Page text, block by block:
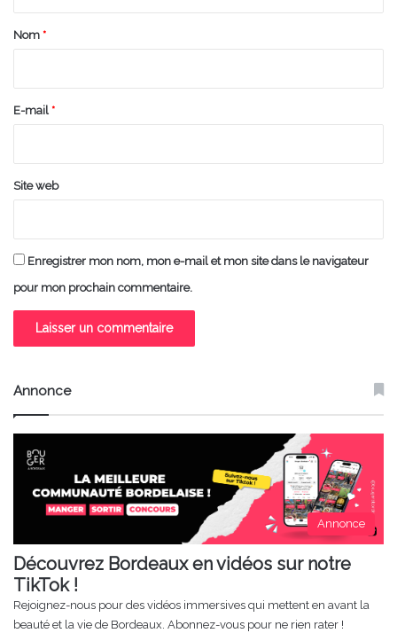
a
e
Nom *
E-mail *
Site web
Enregistrer mon nom, mon e-mail et mon site dans le navigateur
pour mon prochain commentaire.
Annonce
Annonce
Découvrez Bordeaux en vidéos sur notre
TikTok !
Rejoignez-nous pour des vidéos immersives qui mettent en avant la
beauté et la vie de Bordeaux. Abonnez-vous pour ne rien rater !